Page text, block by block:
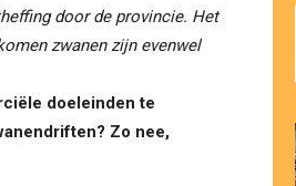
door de provincie. Het
zwanen zijn evenwel
doeleinden te
Zo nee,